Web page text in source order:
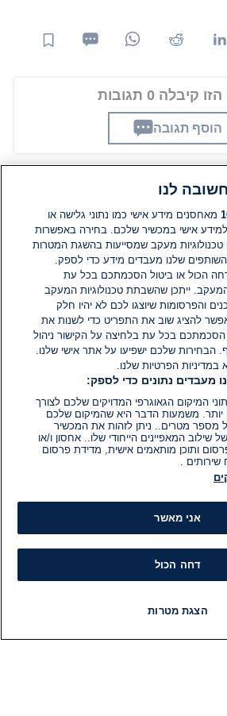
0 תגובות
הוסף תגובה
הראשון להגיב
לנו
מאחסנים מידע אישי כמו נתוני גלישה או
למידע אישי במכשיר שלכם. בחירה באפשרות
מעקב שמסייעות בהשגת המטרות
שלנו מעבדים מידע כדי לספק.
הכול או ביטול הסכמתכם בכל עת
ייתכן שהשבתת טכנולוגיות המעקב
והפרסומות שיוצגו לכם לא יהיו חלק
להציג שוב את התפריט כדי לשנות את
בכל עת בלחיצה על הקישור ניהול
שלכם ישפיעו על אתר אישי שלנו.
הפרטיות שלנו.
מעבדים נתונים כדי לספק:
המיקום הגאוגרפי המדויקים שלכם לצורך
משמעות הדבר היא שהמיקום שלכם
מספר מטרים.. ניתן לזהות את המכשיר
המאפיינים הייחודי שלו.. אחסון ו/או
ותוכן מותאמים אישית, מדידת פרסום
שירותים .
אני מאשר
דחה הכול
הצגת מטרות